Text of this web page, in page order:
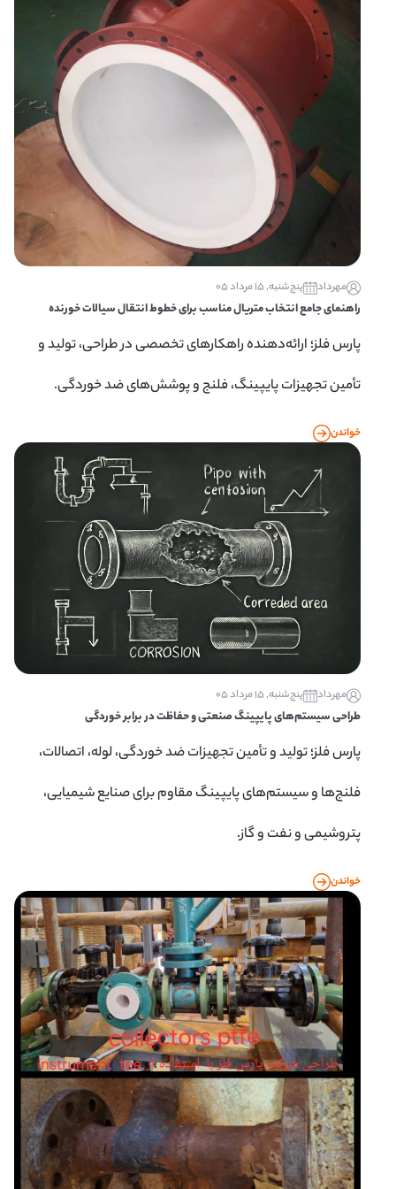
مهرداد پنج‌شنبه, 15 مرداد 05
راهنمای جامع انتخاب متریال مناسب برای خطوط انتقال سیالات خورنده
پارس فلز؛ ارائه‌دهنده راهکارهای تخصصی در طراحی، تولید و
تأمین تجهیزات پایپینگ، فلنج و پوشش‌های ضد خوردگی.
خواندن
مهرداد پنج‌شنبه, 15 مرداد 05
طراحی سیستم‌های پایپینگ صنعتی و حفاظت در برابر خوردگی
پارس فلز؛ تولید و تأمین تجهیزات ضد خوردگی، لوله، اتصالات،
فلنج‌ها و سیستم‌های پایپینگ مقاوم برای صنایع شیمیایی،
پتروشیمی و نفت و گاز.
خواندن